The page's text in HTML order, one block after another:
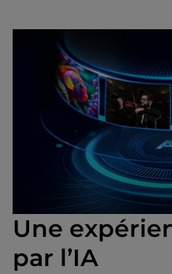
Une
par l’IA